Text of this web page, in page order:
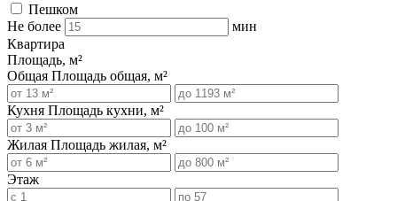
Пешком
Не более
мин
Квартира
Площадь, м²
Общая Площадь общая, м²
Кухня Площадь кухни, м²
Жилая Площадь жилая, м²
Этаж